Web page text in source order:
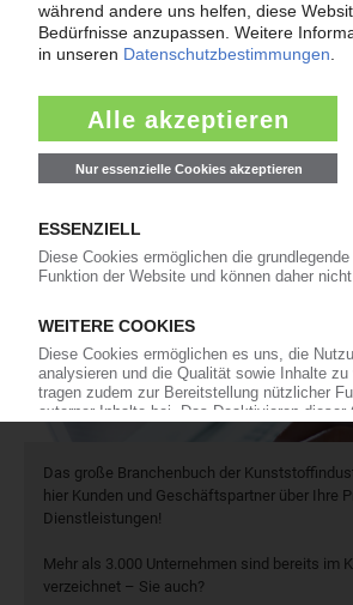
Per E-Mail weiterleiten
Wer-Bietet-Was?
Das große Branchenbuch der
hier Kunden und Geschäftspartner über Ihre
Dienstleistungen!
Mehr als 3.000 Unternehmen sind bereits im
verzeichnet – Sie auch?